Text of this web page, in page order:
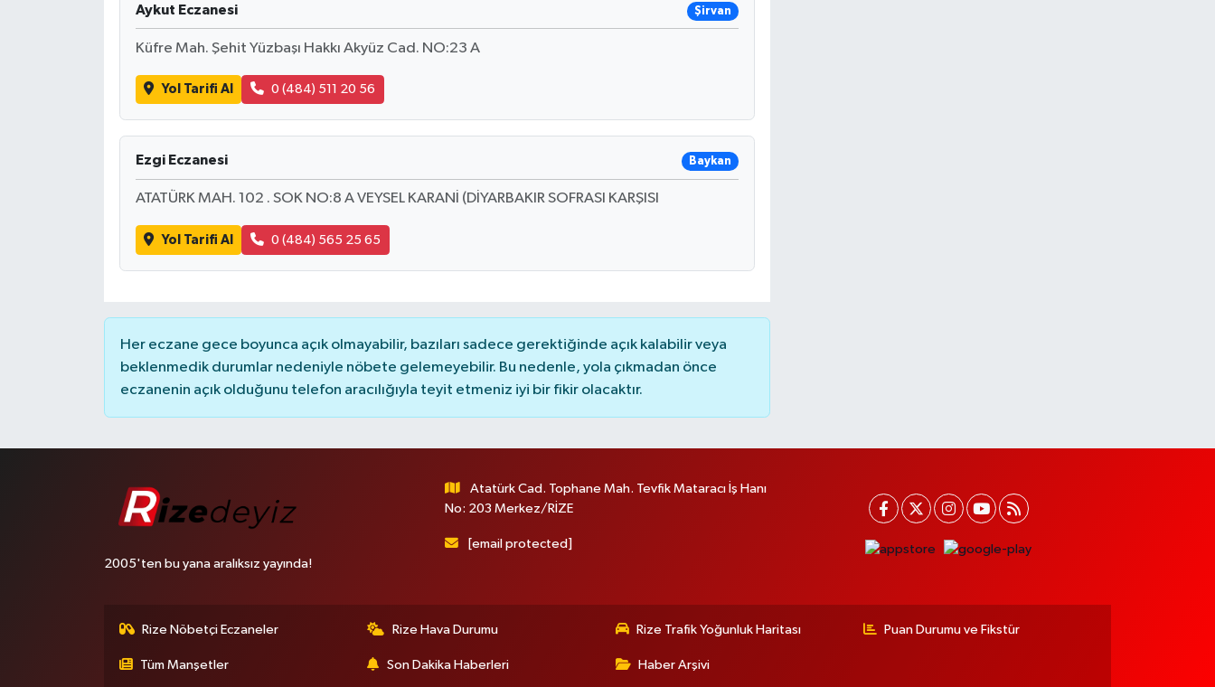
Aykut Eczanesi Şirvan
Küfre Mah. Şehit Yüzbaşı Hakkı Akyüz Cad. NO:23 A
Yol Tarifi Al 0 (484) 511 20 56
Ezgi Eczanesi Baykan
ATATÜRK MAH. 102 . SOK NO:8 A VEYSEL KARANİ (DİYARBAKIR SOFRASI KARŞISI
Yol Tarifi Al 0 (484) 565 25 65
Her eczane gece boyunca açık olmayabilir, bazıları sadece gerektiğinde açık kalabilir veya
beklenmedik durumlar nedeniyle nöbete gelemeyebilir. Bu nedenle, yola çıkmadan önce
eczanenin açık olduğunu telefon aracılığıyla teyit etmeniz iyi bir fikir olacaktır.
2005'ten bu yana aralıksız yayında!
Atatürk Cad. Tophane Mah. Tevfik Mataracı İş Hanı
No: 203 Merkez/RİZE
[email protected]
Rize Nöbetçi Eczaneler Rize Hava Durumu Rize Trafik Yoğunluk Haritası Puan Durumu ve Fikstür
Tüm Manşetler Son Dakika Haberleri Haber Arşivi